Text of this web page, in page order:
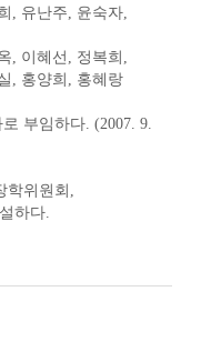
, 유난주, 윤숙자,
, 이혜선, 정복희,
, 홍양희, 홍혜랑
부임하다. (2007. 9.
학위원회,
하다.